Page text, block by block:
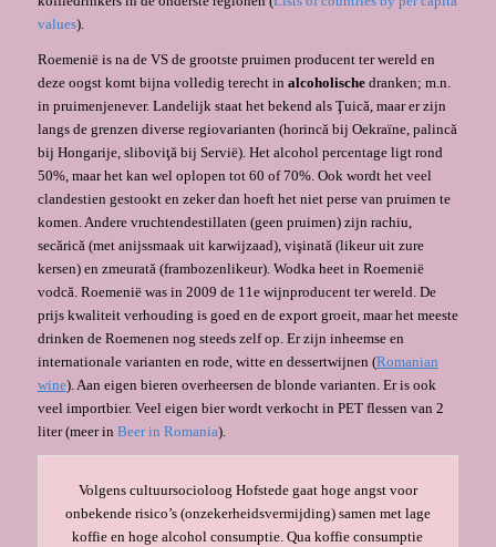
values).
Roemenië is na de VS de grootste pruimen producent ter wereld en
deze oogst komt bijna volledig terecht in alcoholischedranken; m.n.
in pruimenjenever. Landelijk staat het bekend als Ţuică, maar er zijn
langs de grenzen diverse regiovarianten (horincă bij Oekraïne, palincă
bij Hongarije, sliboviţă bij Servië). Het alcohol percentage ligt rond
50%, maar het kan wel oplopen tot 60 of 70%. Ook wordt het veel
clandestien gestookt en zeker dan hoeft het niet perse van pruimen te
komen. Andere vruchtendestillaten (geen pruimen) zijn rachiu,
secărică (met anijssmaak uit karwijzaad), vişinată (likeur uit zure
kersen) en zmeurată (frambozenlikeur). Wodka heet in Roemenië
vodcă. Roemenië was in 2009 de 11e wijnproducent ter wereld. De
prijs kwaliteit verhouding is goed en de export groeit, maar het meeste
drinken de Roemenen nog steeds zelf op. Er zijn inheemse en
internationale varianten en rode, witte en dessertwijnen (Romanian
wine). Aan eigen bieren overheersen de blonde varianten. Er is ook
veel importbier. Veel eigen bier wordt verkocht in PET flessen van 2
liter (meer in Beer in Romania).
Volgens cultuursocioloog Hofstede gaat hoge angst voor
onbekende risico’s (onzekerheidsvermijding) samen met lage
koffie en hoge alcohol consumptie. Qua koffie consumptie